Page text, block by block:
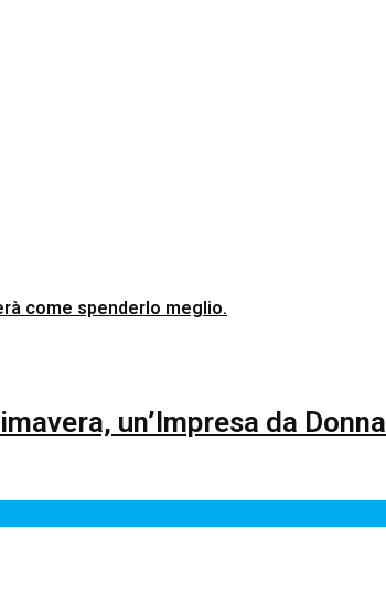
come spenderlo meglio.
un’Impresa da Donna